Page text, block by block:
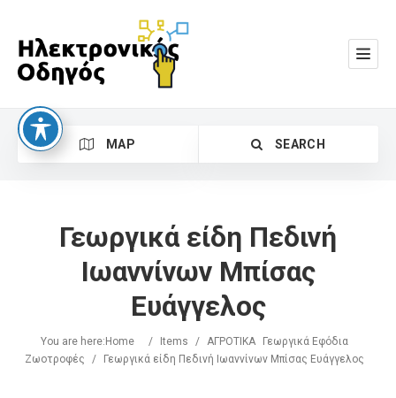
MAP SEARCH
Search
Γεωργικά είδη Πεδινή
Ιωαννίνων Μπίσας
Ευάγγελος
You are here: Home / Items / ΑΓΡΟΤΙΚΑ
Γεωργικά Εφόδια
Ζωοτροφές
/ Γεωργικά είδη Πεδινή Ιωαννίνων Μπίσας Ευάγγελος